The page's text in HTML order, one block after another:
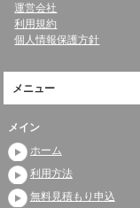
運営会社
利用規約
個人情報保護方針
メニュー
メイン
ホーム
利用方法
無料見積もり申込